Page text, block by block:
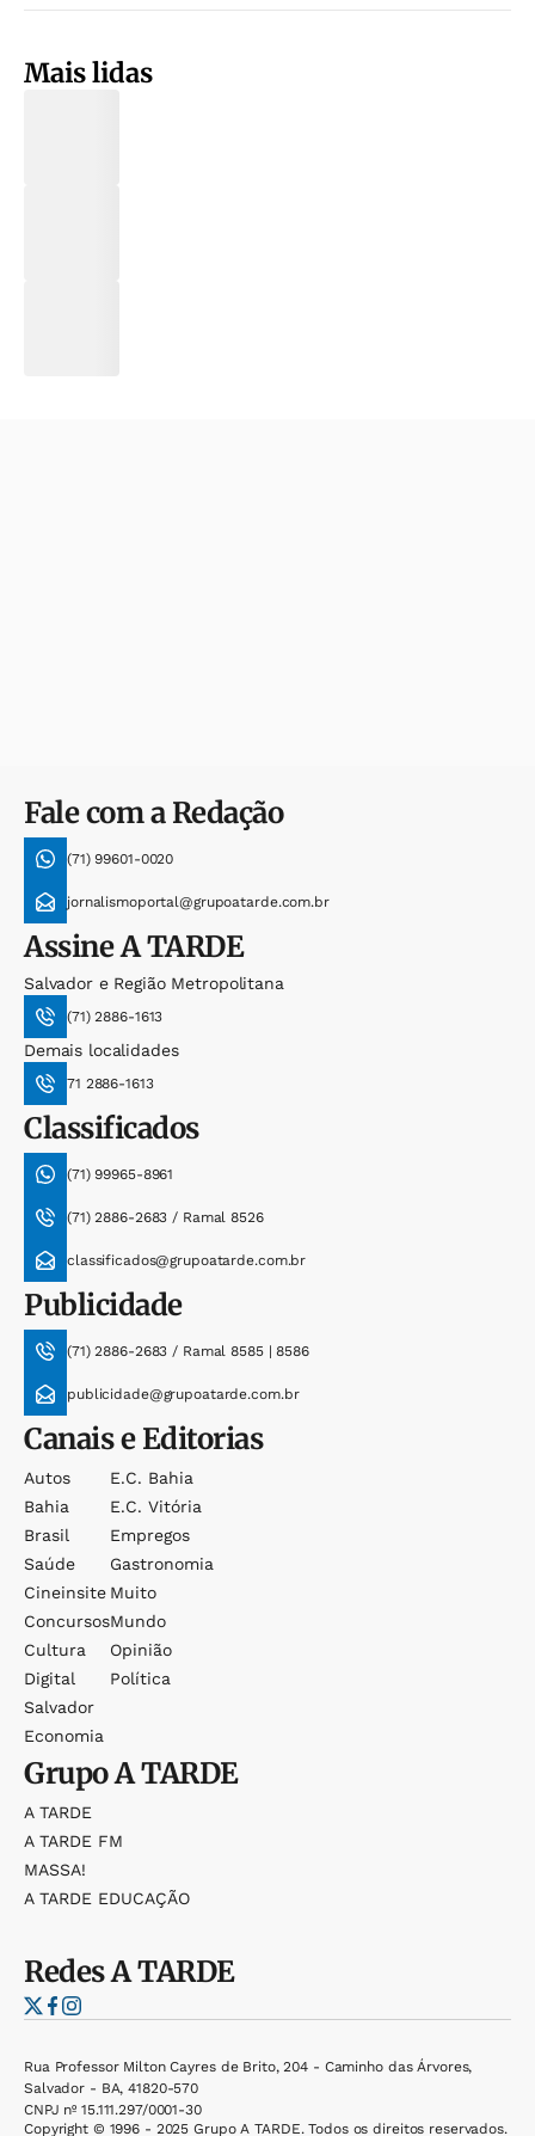
Mais lidas
Fale com a Redação
(71) 99601-0020
jornalismoportal@grupoatarde.com.br
AssineA TARDE
Salvador e Região Metropolitana
(71) 2886-1613
Demais localidades
71 2886-1613
Classificados
(71) 99965-8961
(71) 2886-2683 / Ramal 8526
classificados@grupoatarde.com.br
Publicidade
(71) 2886-2683 / Ramal 8585 | 8586
publicidade@grupoatarde.com.br
Canais e Editorias
Autos
Bahia
Brasil
Saúde
Cineinsite
Concursos
Cultura
Digital
Salvador
Economia
E.c. Bahia
E.c. Vitória
Empregos
Gastronomia
Muito
Mundo
Opinião
Política
GrupoA TARDE
A TARDE
A TARDE FM
MASSA!
A TARDE EDUCAÇÃO
RedesA TARDE
Rua Professor Milton Cayres de Brito, 204 - Caminho das Árvores,
Salvador - BA, 41820-570
CNPJ nº 15.111.297/0001-30
Copyright © 1996 - 2025 Grupo A TARDE. Todos os direitos reservados.